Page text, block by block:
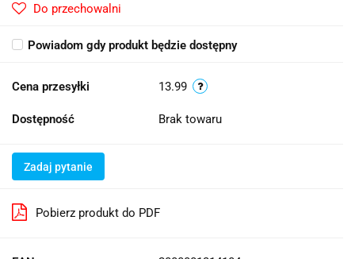
Do przechowalni
Powiadom gdy produkt będzie dostępny
Cena przesyłki 13.99
Dostępność Brak towaru
Zadaj pytanie
Pobierz produkt do PDF